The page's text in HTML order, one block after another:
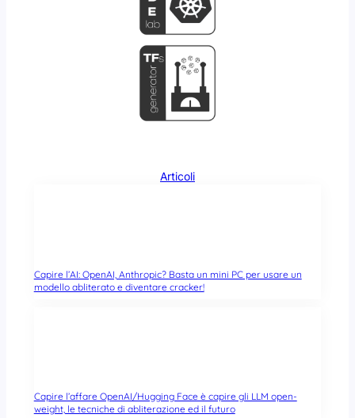
Articoli
Capire l’AI: OpenAI, Anthropic? Basta un mini PC per usare un
modello abliterato e diventare cracker!
Capire l’affare OpenAI/Hugging Face è capire gli LLM open-
weight, le tecniche di abliterazione ed il futuro